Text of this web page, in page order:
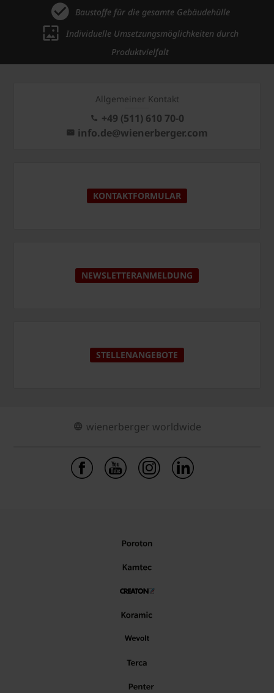
Baustoffe für die gesamte Gebäudehülle
Individuelle Umsetzungsmöglichkeiten durch
Produktvielfalt
Allgemeiner Kontakt
+49 (511) 610 70-0
info.de@wienerberger.com
KONTAKTFORMULAR
NEWSLETTERANMELDUNG
STELLENANGEBOTE
wienerberger worldwide